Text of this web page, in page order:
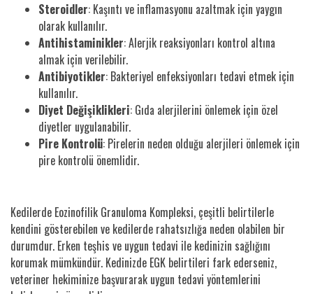
Steroidler: Kaşıntı ve inflamasyonu azaltmak için yaygın
olarak kullanılır.
Antihistaminikler: Alerjik reaksiyonları kontrol altına
almak için verilebilir.
Antibiyotikler: Bakteriyel enfeksiyonları tedavi etmek için
kullanılır.
Diyet Değişiklikleri: Gıda alerjilerini önlemek için özel
diyetler uygulanabilir.
Pire Kontrolü: Pirelerin neden olduğu alerjileri önlemek için
pire kontrolü önemlidir.
Kedilerde Eozinofilik Granuloma Kompleksi, çeşitli belirtilerle
kendini gösterebilen ve kedilerde rahatsızlığa neden olabilen bir
durumdur. Erken teşhis ve uygun tedavi ile kedinizin sağlığını
korumak mümkündür. Kedinizde EGK belirtileri fark ederseniz,
veteriner hekiminize başvurarak uygun tedavi yöntemlerini